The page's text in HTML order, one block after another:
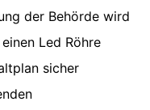
der Behörde wird
Led Röhre
sicher